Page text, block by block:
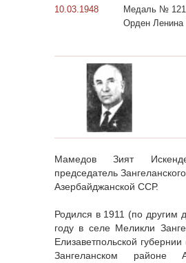
10.03.1948
Медаль №
Орден
Мамедов Зият
председатель
Азербайджанской ССР.
Родился в 1911 (по другим
году в селе Меликли
Елизаветпольской
Зангеланском районе